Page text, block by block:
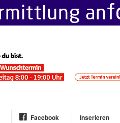
Facebook
Inserieren